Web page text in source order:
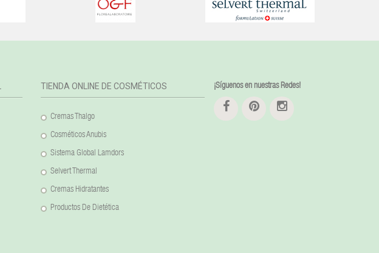
TIENDA ONLINE DE COSMÉTICOS
Cremas Thalgo
Cosméticos Anubis
Sistema Global Lamdors
Selvert Thermal
Cremas Hidratantes
Productos De Dietética
¡Síguenos en nuestras Redes!